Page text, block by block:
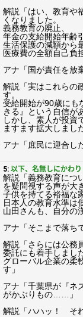
解説「はい、教育や
くなりました。
義務教育の廃止、
年金の支給開始年齢
生活保護の減額から
医療費の全額自己負
アナ「国が責任を放
解説「実はこれらの
す。
受給開始が90歳にも
きる』という自信が
しかし、素人が投資
ますます拡大しまし
アナ「庶民に迎合し
5: 以下、名無しにかわ
解説「義務教育につ
を疑問視する声が大
子供を持てる裕福な
日本人の教育水準は
山田さんも、自分の
アナ「そこまで落ち
解説「さらには公務
委託にも着手しまし
グローバル企業の柔
す」
アナ「千葉県が『ネ
がかぶりもの……」
解説「ハハッ！ そ